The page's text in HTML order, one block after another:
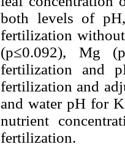
both levels of
fertilization
(p≤0.092), Mg
fertilization and
fertilization and
and water pH for
nutrient
fertilization.